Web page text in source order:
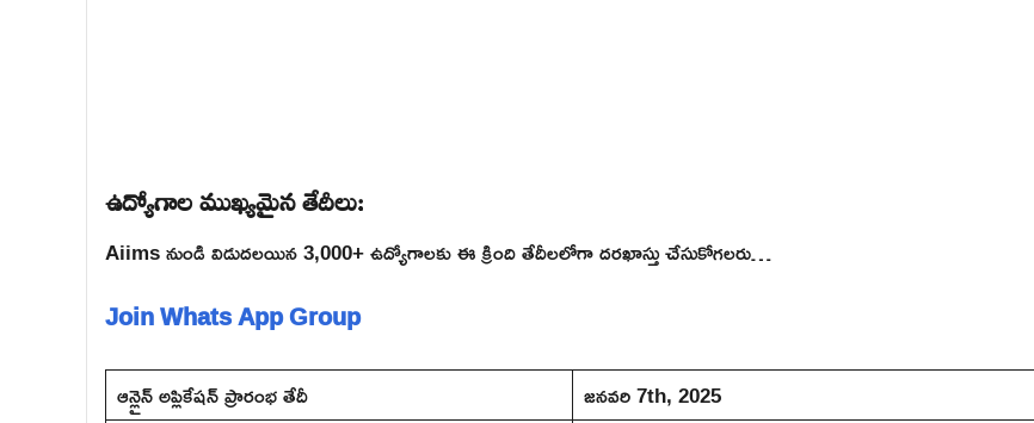
ఉద్యోగాల ముఖ్యమైన తేదీలు:
Aiims నుండి విడుదలయిన 3,000+ ఉద్యోగాలకు ఈ క్రింది తేదీలలోగా దరఖాస్తు చేసుకోగలరు…
Join Whats App Group
ఆన్లైన్ అప్లికేషన్ ప్రారంభ తేదీ
జనవరి 7th, 2025